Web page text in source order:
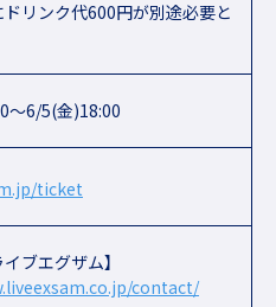
リンク代600円が別途必要と
〜6/5(金)18:00
ticket
ブエグザム】
contact/